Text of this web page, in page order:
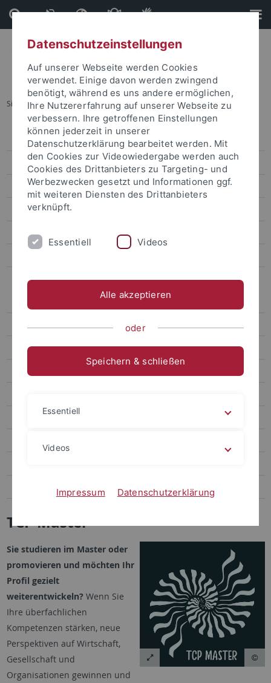
Direkt
zum
Inhalt
Direkt
zur
Fußleiste
Sie sind hier: Startseite ... Master
Verzeichnis der Studiengänge
Studiengänge in Kooperation mit anderen Universitäten
Studienmodelle
Masterstudiengänge
Überfachliche Kompetenzen
Transdisciplinary Course Program
Master
Zertifikate
Gesellschaftliches Engagement
TCP Master
Sie studieren im Master oder
promovieren und möchten Ihr
Profil gezielt
weiterentwickeln? Wenn Sie
Ihre überfachlichen
Kompetenzen stärken, neue
Perspektiven auf Wirtschaft,
Gesellschaft und
Organisationen gewinnen und
Datenschutzeinstellungen
Auf unserer Webseite werden Cookies
verwendet. Einige davon werden zwingend
benötigt, während es uns andere ermöglichen,
Ihre Nutzererfahrung auf unserer Webseite zu
verbessern. Ihre getroffenen Einstellungen
können jederzeit in unserer
Datenschutzerklärung bearbeitet werden. Mit
den Cookies zur Videowiedergabe werden auch
Cookies des Drittanbieters zu Targeting- und
Werbezwecken gesetzt und Informationen ggf.
mit weiteren Diensten des Drittanbieters
verknüpft.
Essentiell Videos
Alle akzeptieren
oder
Speichern & schließen
Essentiell
Videos
Impressum Datenschutzerklärung